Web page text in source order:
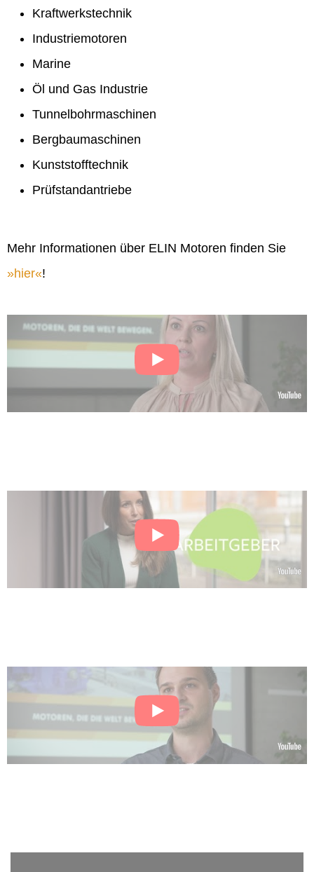
Kraftwerkstechnik
Industriemotoren
Marine
Öl und Gas Industrie
Tunnelbohrmaschinen
Bergbaumaschinen
Kunststofftechnik
Prüfstandantriebe
Mehr Informationen über ELIN Motoren finden Sie
hier !